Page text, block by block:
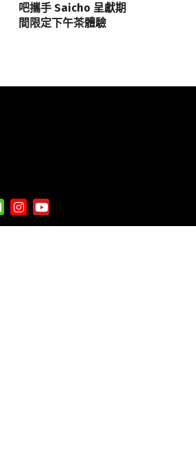
吧攜手 Saicho 呈獻期
間限定下午茶體驗